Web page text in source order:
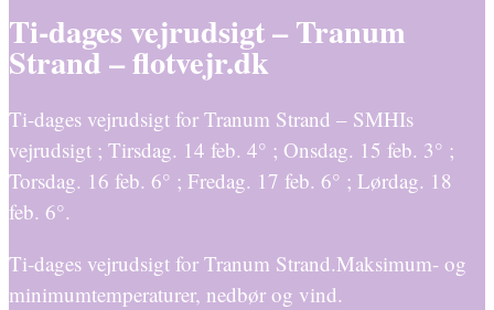
Ti-dages vejrudsigt – Tranum
Strand – flotvejr.dk
Ti-dages vejrudsigt for Tranum Strand – SMHIs
vejrudsigt ; Tirsdag. 14 feb. 4° ; Onsdag. 15 feb. 3° ;
Torsdag. 16 feb. 6° ; Fredag. 17 feb. 6° ; Lørdag. 18
feb. 6°.
Ti-dages vejrudsigt for Tranum Strand.Maksimum- og
minimumtemperaturer, nedbør og vind.